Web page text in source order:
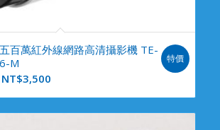
百萬紅外線網路高清攝影機 TE-
M
NT$3,500
特價